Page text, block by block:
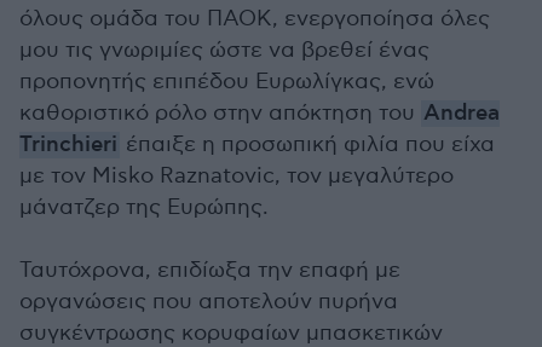
όλους ομάδα του ΠΑΟΚ, ενεργοποίησα όλες
μου τις γνωριμίες ώστε να βρεθεί ένας
προπονητής επιπέδου Ευρωλίγκας, ενώ
καθοριστικό ρόλο στην απόκτηση του Andrea
Trinchieri έπαιξε η προσωπική φιλία που είχα
με τον Misko Raznatovic, τον μεγαλύτερο
μάνατζερ της Ευρώπης.
Ταυτόχρονα, επιδίωξα την επαφή με
οργανώσεις που αποτελούν πυρήνα
συγκέντρωσης κορυφαίων μπασκετικών